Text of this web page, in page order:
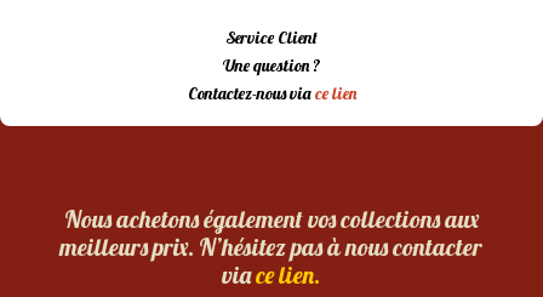
Service Client
Une question ?
Contactez-nous viace lien
Nous achetons également vos collections aux
meilleurs prix. N’hésitez pas à nous contacter
viace lien.